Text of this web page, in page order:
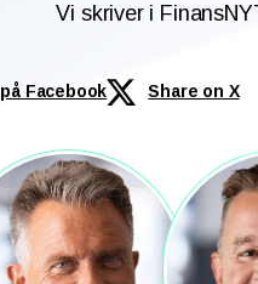
Vi skriver i
Facebook Share on X